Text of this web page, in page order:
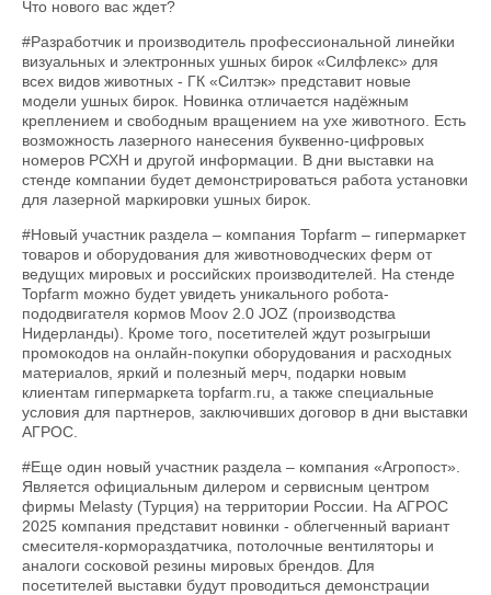
Что нового вас ждет?
#Разработчик и производитель профессиональной линейки
визуальных и электронных ушных бирок «Силфлекс» для
всех видов животных - ГК «Силтэк» представит новые
модели ушных бирок. Новинка отличается надёжным
креплением и свободным вращением на ухе животного. Есть
возможность лазерного нанесения буквенно-цифровых
номеров РСХН и другой информации. В дни выставки на
стенде компании будет демонстрироваться работа установки
для лазерной маркировки ушных бирок.
#Новый участник раздела – компания Topfarm – гипермаркет
товаров и оборудования для животноводческих ферм от
ведущих мировых и российских производителей. На стенде
Topfarm можно будет увидеть уникального робота-
пододвигателя кормов Moov 2.0 JOZ (производства
Нидерланды). Кроме того, посетителей ждут розыгрыши
промокодов на онлайн-покупки оборудования и расходных
материалов, яркий и полезный мерч, подарки новым
клиентам гипермаркета topfarm.ru, а также специальные
условия для партнеров, заключивших договор в дни выставки
АГРОС.
#Еще один новый участник раздела – компания «Агропост».
Является официальным дилером и сервисным центром
фирмы Melasty (Турция) на территории России. На АГРОС
2025 компания представит новинки - облегченный вариант
смесителя-кормораздатчика, потолочные вентиляторы и
аналоги сосковой резины мировых брендов. Для
посетителей выставки будут проводиться демонстрации